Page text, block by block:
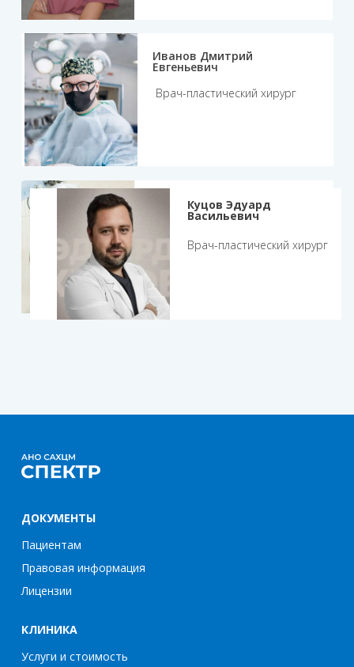
Владимирович
Иванов Дмитрий
Евгеньевич
Врач-нейрохирург
Врач-пластический хирург
Куцов Эдуард
Васильевич
Врач-пластический хирург
КЛИНИКА
Услуги и стоимость
ДОКУМЕНТЫ
Лицензии
Правовая информация
Пациентам